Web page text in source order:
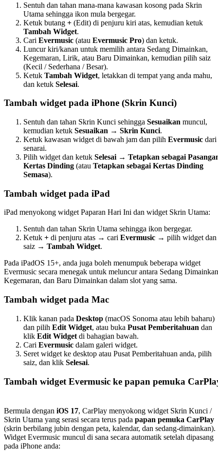
Sentuh dan tahan mana-mana kawasan kosong pada Skrin
Utama sehingga ikon mula bergegar.
Ketuk butang + (Edit) di penjuru kiri atas, kemudian ketuk
Tambah Widget.
Cari Evermusic (atau Evermusic Pro) dan ketuk.
Luncur kiri/kanan untuk memilih antara Sedang Dimainkan,
Kegemaran, Lirik, atau Baru Dimainkan, kemudian pilih saiz
(Kecil / Sederhana / Besar).
Ketuk Tambah Widget, letakkan di tempat yang anda mahu,
dan ketuk Selesai.
Tambah widget pada iPhone (Skrin Kunci)
Sentuh dan tahan Skrin Kunci sehingga Sesuaikan muncul,
kemudian ketuk Sesuaikan → Skrin Kunci.
Ketuk kawasan widget di bawah jam dan pilih Evermusic dari
senarai.
Pilih widget dan ketuk Selesai → Tetapkan sebagai
Kertas Dinding (atau Tetapkan sebagai Kertas Dinding
Semasa).
Tambah widget pada iPad
iPad menyokong widget Paparan Hari Ini dan widget Skrin Utama:
Sentuh dan tahan Skrin Utama sehingga ikon bergegar.
Ketuk + di penjuru atas → cari Evermusic → pilih widget dan
saiz → Tambah Widget.
Pada iPadOS 15+, anda juga boleh menumpuk beberapa widget
Evermusic secara menegak untuk meluncur antara Sedang
Kegemaran, dan Baru Dimainkan dalam slot yang sama.
Tambah widget pada Mac
Klik kanan pada Desktop (macOS Sonoma atau lebih baharu)
dan pilih Edit Widget, atau buka Pusat Pemberitahuan dan
klik Edit Widget di bahagian bawah.
Cari Evermusic dalam galeri widget.
Seret widget ke desktop atau Pusat Pemberitahuan anda, pilih
saiz, dan klik Selesai.
Tambah widget Evermusic ke papan pemuka
Bermula dengan iOS 17, CarPlay menyokong widget Skrin Kunci /
Skrin Utama yang serasi secara terus pada papan pemuka CarPlay
(skrin berbilang jubin dengan peta, kalendar, dan sedang-dimainkan).
Widget Evermusic muncul di sana secara automatik setelah dipasang
pada iPhone anda: